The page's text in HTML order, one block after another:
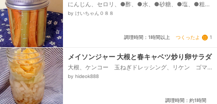
にんじん、セロリ、●酢、●水、●砂糖、●塩、●粗挽
き黒こしょう、にんにく、唐辛子
by けいちゃん０８８
調理時間：1時間以上 つくったよ 1
メイソンジャー 大根と春キャベツ炒り卵サラダ
大根、ケンコー 玉ねぎドレッシング、リケン ゴマ
ねぎ塩ドレッシング、春キャベツ（手で食べやすくち
by hideok888
調理時間：約1時間